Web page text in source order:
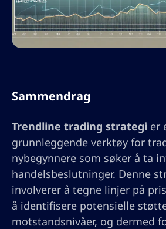
Sammendrag
Trendline trading strategi er
grunnleggende verktøy for
nybegynnere som søker å ta
handelsbeslutninger. Denne
involverer å tegne linjer på
å identifisere potensielle
motstandsnivåer, og dermed